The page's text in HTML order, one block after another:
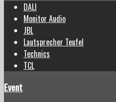
DALI
Monitor Audio
JBL
Lautsprecher Teufel
Technics
TCL
Event